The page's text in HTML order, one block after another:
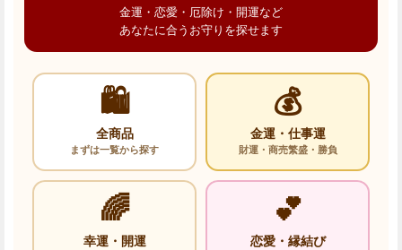
金運・恋愛・厄除け・開運など
あなたに合うお守りを探せます
🛍️
全商品
まずは一覧から探す
💰
金運・仕事運
財運・商売繁盛・勝負
🌈
幸運・開運
💕
恋愛・縁結び